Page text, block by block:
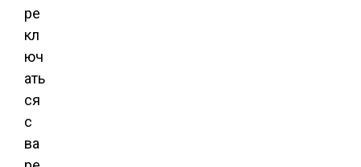
ре
кл
юч
ать
ся
с
ва